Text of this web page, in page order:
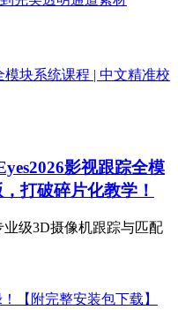
影视跟踪全模
打破碎片化教学！
业级3D摄像机跟踪与匹配